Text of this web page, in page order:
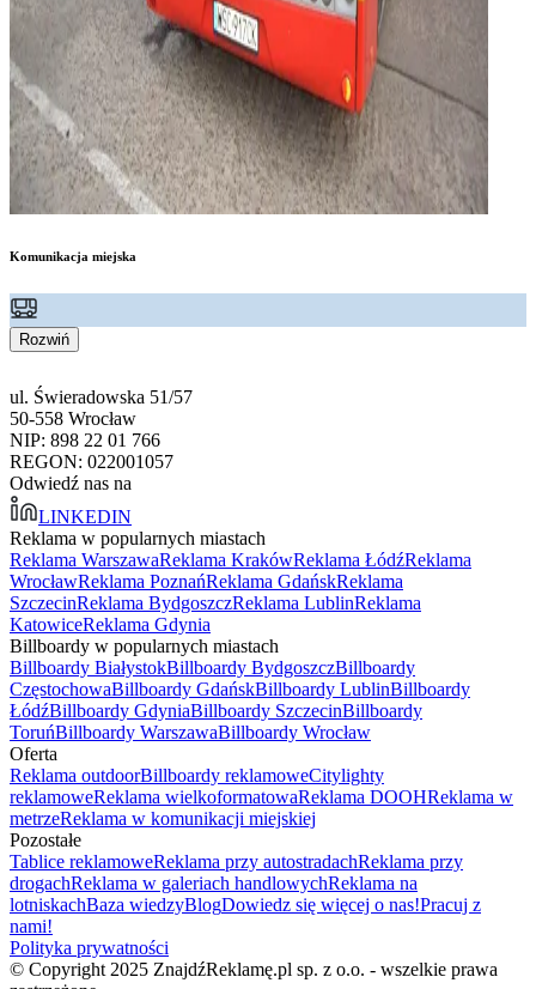
Komunikacja miejska
Rozwiń
ul. Świeradowska 51/57
50-558 Wrocław
NIP: 898 22 01 766
REGON: 022001057
Odwiedź nas na
LINKEDIN
Reklama w popularnych miastach
Reklama WarszawaReklama KrakówReklama ŁódźReklama
WrocławReklama PoznańReklama GdańskReklama
SzczecinReklama BydgoszczReklama LublinReklama
KatowiceReklama Gdynia
Billboardy w popularnych miastach
Billboardy BiałystokBillboardy BydgoszczBillboardy
CzęstochowaBillboardy GdańskBillboardy LublinBillboardy
ŁódźBillboardy GdyniaBillboardy SzczecinBillboardy
ToruńBillboardy WarszawaBillboardy Wrocław
Oferta
Reklama outdoorBillboardy reklamoweCitylighty
reklamoweReklama wielkoformatowaReklama DOOHReklama w
metrzeReklama w komunikacji miejskiej
Pozostałe
Tablice reklamoweReklama przy autostradachReklama przy
drogachReklama w galeriach handlowychReklama na
lotniskachBaza wiedzyBlogDowiedz się więcej o nas!Pracuj z
nami!
Polityka prywatności
© Copyright 2025 ZnajdźReklamę.pl sp. z o.o. - wszelkie prawa